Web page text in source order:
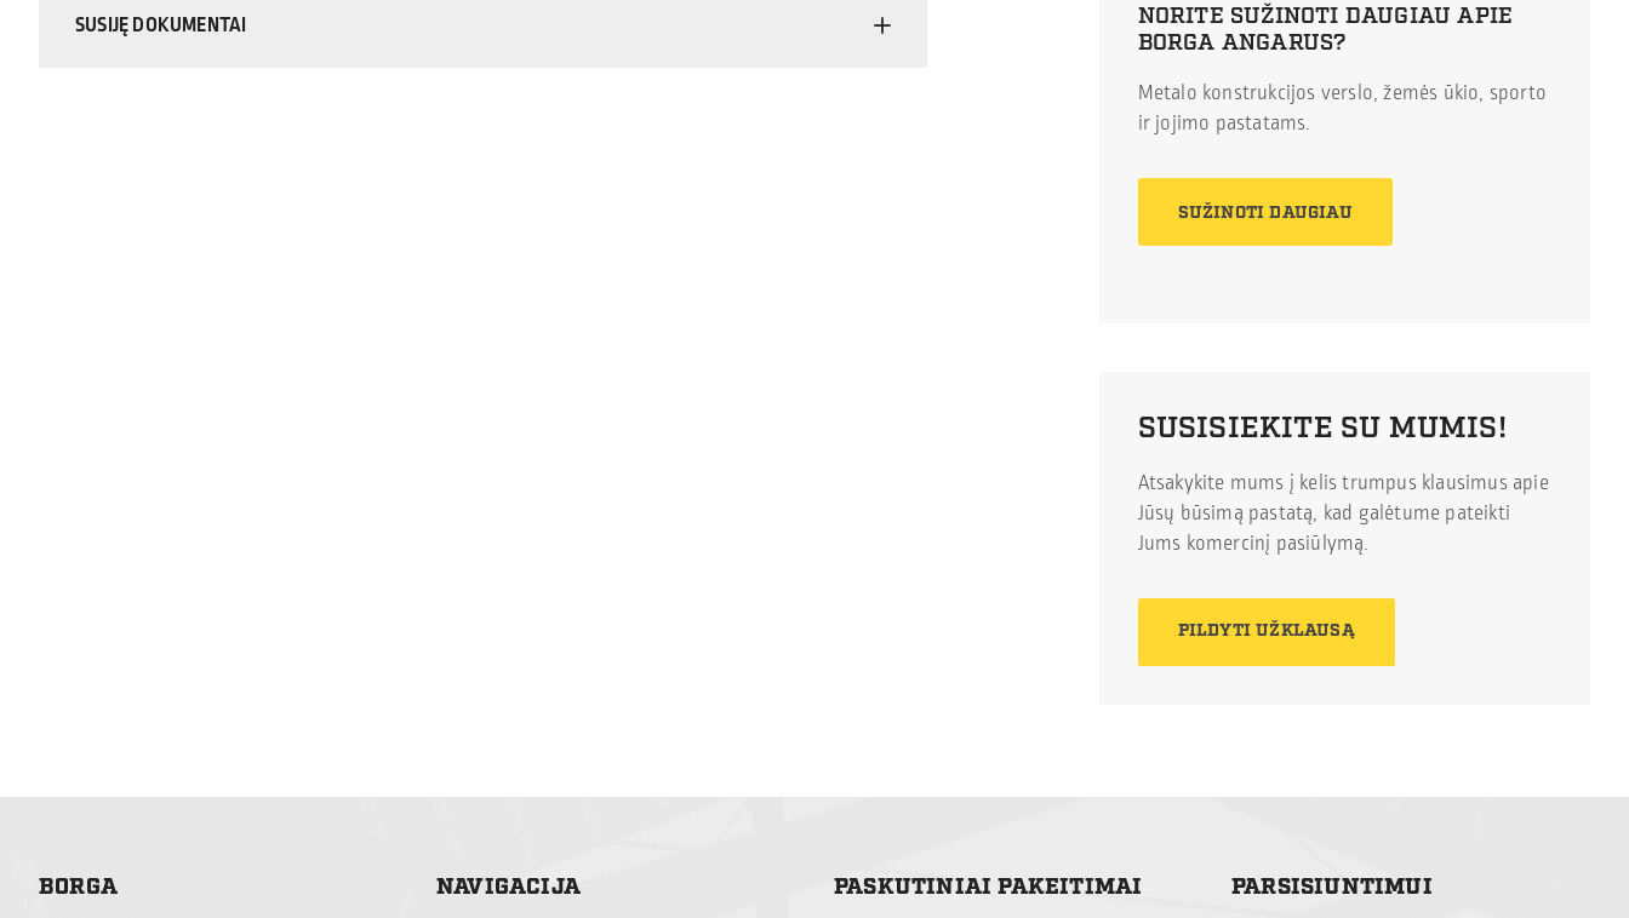
SUSIJĘ DOKUMENTAI
NORITE SUŽINOTI DAUGIAU APIE
BORGA ANGARUS?
Metalo konstrukcijos verslo, žemės ūkio, sporto
ir jojimo pastatams.
SUŽINOTI DAUGIAU
SUSISIEKITE SU MUMIS!
Atsakykite mums į kelis trumpus klausimus apie
Jūsų būsimą pastatą, kad galėtume pateikti
Jums komercinį pasiūlymą.
PILDYTI UŽKLAUSĄ
BORGA NAVIGACIJA PASKUTINIAI PAKEITIMAI PARSISIUNTIMUI